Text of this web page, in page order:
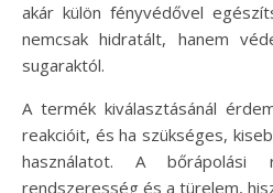
akár külön fényvédővel
nemcsak hidratált, hanem
sugaraktól.
A termék kiválasztásánál
reakcióit, és ha szükséges,
használatot. A
rendszeresség és a türelem,